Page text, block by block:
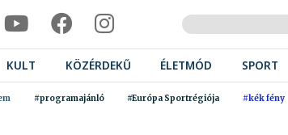
KULT KÖZÉRDEKŰ ÉLETMÓD SPORT
#programajánló #Európa Sportrégiója #kék fény